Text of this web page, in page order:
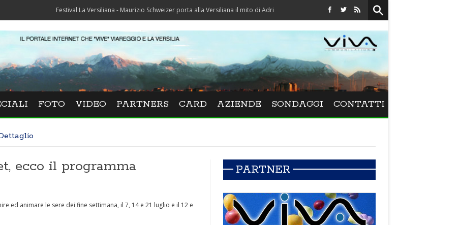
Festival La Versiliana - Maurizio Schweizer porta alla Versiliana il mito di Adriano Celentano
FOTO VIDEO PARTNERS CARD AZIENDE SONDAGGI CONTATTI
ecco il programma
ed animare le sere dei fine settimana, il 7, 14 e 21 luglio e il 12 e
PARTNER